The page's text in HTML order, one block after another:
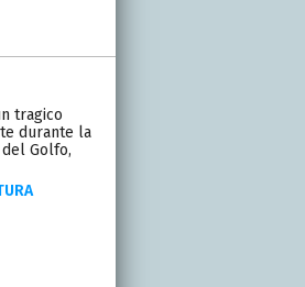
tragico
durante la
Golfo,